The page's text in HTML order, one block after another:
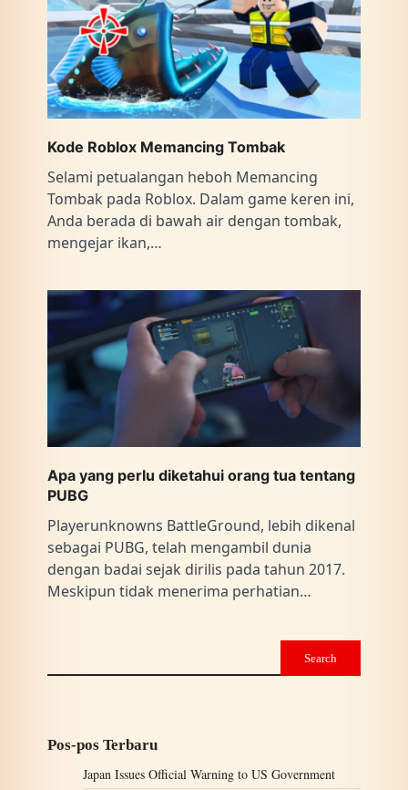
Kode Roblox Memancing Tombak
Selami petualangan heboh Memancing
Tombak pada Roblox. Dalam game keren ini,
Anda berada di bawah air dengan tombak,
mengejar ikan,…
Apa yang perlu diketahui orang tua tentang
PUBG
Playerunknowns BattleGround, lebih dikenal
sebagai PUBG, telah mengambil dunia
dengan badai sejak dirilis pada tahun 2017.
Meskipun tidak menerima perhatian…
Search
Pos-pos Terbaru
Japan Issues Official Warning to US Government